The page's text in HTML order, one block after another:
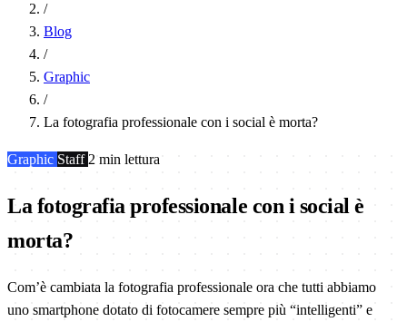
/
Blog
/
Graphic
/
La fotografia professionale con i social è morta?
Graphic Staff 2 min lettura
La fotografia professionale con i social è
morta?
Com’è cambiata la fotografia professionale ora che tutti abbiamo
uno smartphone dotato di fotocamere sempre più “intelligenti” e